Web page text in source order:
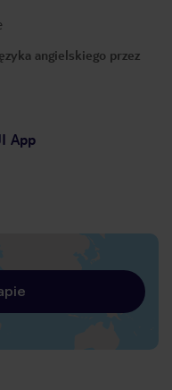
angielskiego przez
App